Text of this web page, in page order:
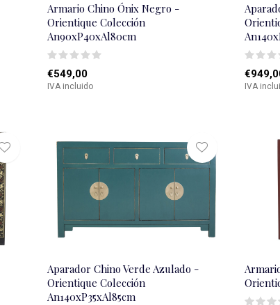
Armario Chino Ónix Negro -
Orientique Colección
An90xP40xAl80cm
€549,00
IVA incluido IVA
Aparador Chino Verde Azulado -
Orientique Colección
An140xP35xAl85cm